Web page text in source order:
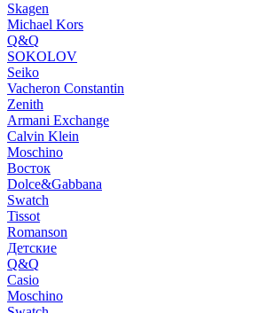
Skagen
Michael Kors
Q&Q
SOKOLOV
Seiko
Vacheron Constantin
Zenith
Armani Exchange
Calvin Klein
Moschino
Восток
Dolce&Gabbana
Swatch
Tissot
Romanson
Детские
Q&Q
Casio
Moschino